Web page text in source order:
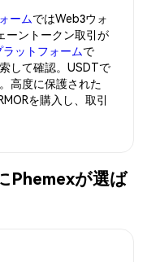
ームではWeb3ウォ
ーントークン取引が
ットフォームで
して確認。USDTで
高度に保護された
を購入し、取引
Phemexが選ば